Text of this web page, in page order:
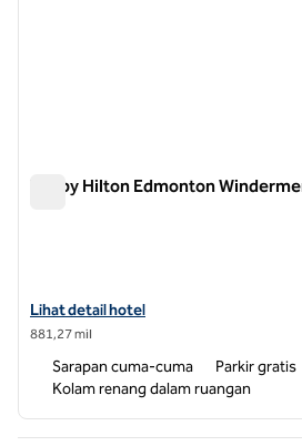
Tru by Hilton Edmonton
Lihat detail hotel untuk Tru by Hilton
Lihat detail hotel
881,27 mil
Sarapan cuma-cuma
Parkir gratis
Kolam renang dalam ruangan